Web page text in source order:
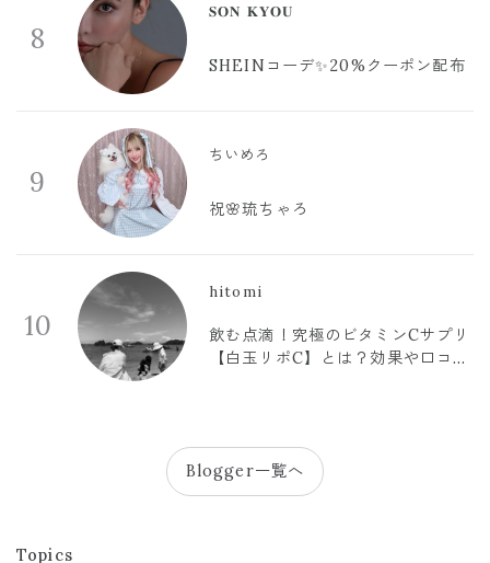
8
𝐒𝐎𝐍 𝐊𝐘𝐎𝐔
SHEINコーデ✨20%クーポン配布
9
ちいめろ
祝🌸琉ちゃろ
10
hitomi
飲む点滴！究極のビタミンCサプリ
【白玉リポC】とは？効果や口コミ
Blogger一覧へ
Topics